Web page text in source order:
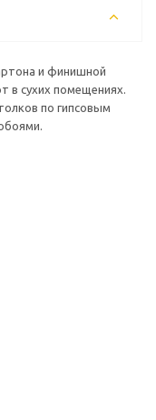
и финишной
в сухих помещениях.
по гипсовым